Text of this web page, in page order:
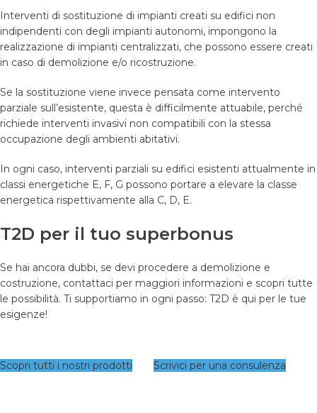
Interventi di sostituzione di impianti creati su edifici non
indipendenti con degli impianti autonomi, impongono la
realizzazione di impianti centralizzati, che possono essere creati
in caso di demolizione e/o ricostruzione.
Se la sostituzione viene invece pensata come intervento
parziale sull’esistente, questa è difficilmente attuabile, perché
richiede interventi invasivi non compatibili con la stessa
occupazione degli ambienti abitativi.
In ogni caso, interventi parziali su edifici esistenti attualmente in
classi energetiche E, F, G possono portare a elevare la classe
energetica rispettivamente alla C, D, E.
T2D per il tuo superbonus
Se hai ancora dubbi, se devi procedere a demolizione e
costruzione, contattaci per maggiori informazioni e scopri tutte
le possibilità. Ti supportiamo in ogni passo: T2D è qui per le tue
esigenze!
Scopri tutti i nostri prodotti Scrivici per una consulenza